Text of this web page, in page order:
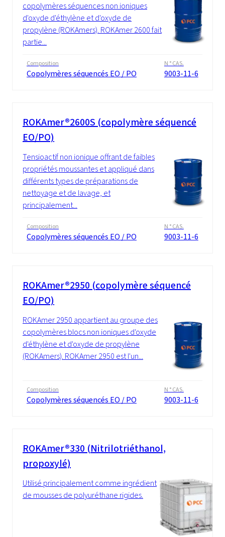
copolymères séquences non ioniques
d'oxyde d'éthylène et d'oxyde de
propylène (ROKAmers). ROKAmer 2600 fait
partie...
Composition
Copolymères séquencés EO / PO
N ° CAS.
9003-11-6
ROKAmer®2600S (copolymère séquencé
EO/PO)
Tensioactif non ionique offrant de faibles
propriétés moussantes et appliqué dans
différents types de préparations de
nettoyage et de lavage, et
principalement...
Composition
Copolymères séquencés EO / PO
N ° CAS.
9003-11-6
ROKAmer®2950 (copolymère séquencé
EO/PO)
ROKAmer 2950 appartient au groupe des
copolymères blocs non ioniques d'oxyde
d'éthylène et d'oxyde de propylène
(ROKAmers). ROKAmer 2950 est l'un...
Composition
Copolymères séquencés EO / PO
N ° CAS.
9003-11-6
ROKAmer®330 (Nitrilotriéthanol,
propoxylé)
Utilisé principalement comme ingrédient
de mousses de polyuréthane rigides.